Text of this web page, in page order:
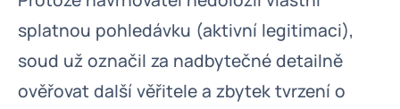
splatnou pohledávku (aktivní legitimaci),
soud už označil za nadbytečné detailně
ověřovat další věřitele a zbytek tvrzení o